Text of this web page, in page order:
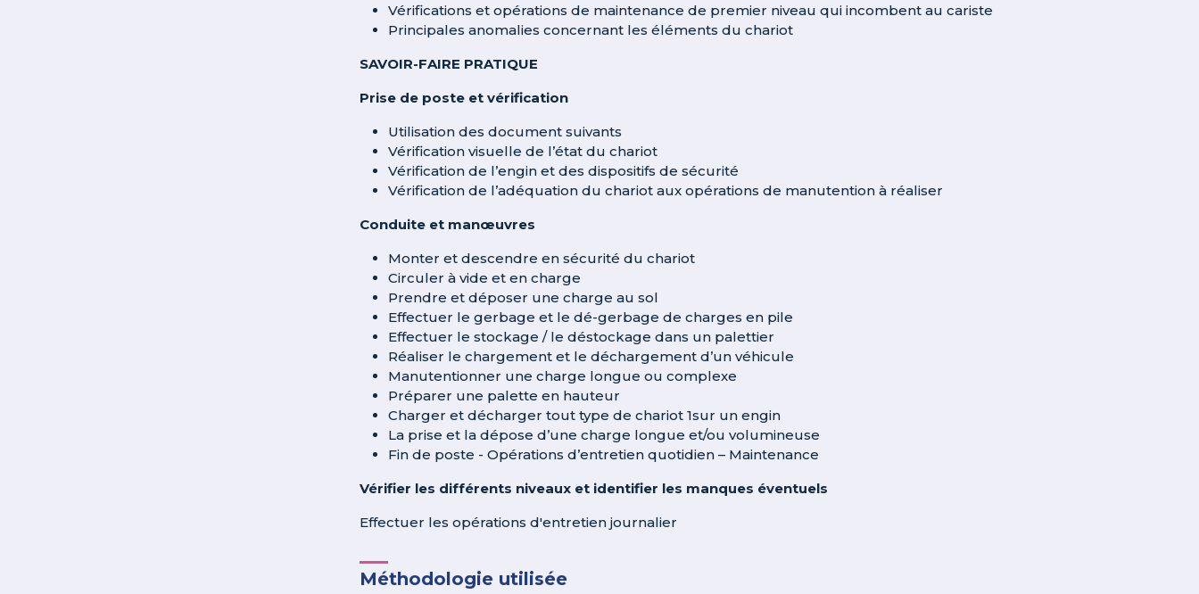
Vérifications et opérations de maintenance de premier niveau qui incombent au cariste
Principales anomalies concernant les éléments du chariot
SAVOIR-FAIRE PRATIQUE
Prise de poste et vérification
Utilisation des document suivants
Vérification visuelle de l’état du chariot
Vérification de l’engin et des dispositifs de sécurité
Vérification de l’adéquation du chariot aux opérations de manutention à réaliser
Conduite et manœuvres
Monter et descendre en sécurité du chariot
Circuler à vide et en charge
Prendre et déposer une charge au sol
Effectuer le gerbage et le dé-gerbage de charges en pile
Effectuer le stockage / le déstockage dans un palettier
Réaliser le chargement et le déchargement d’un véhicule
Manutentionner une charge longue ou complexe
Préparer une palette en hauteur
Charger et décharger tout type de chariot 1sur un engin
La prise et la dépose d’une charge longue et/ou volumineuse
Fin de poste - Opérations d’entretien quotidien – Maintenance
Vérifier les différents niveaux et identifier les manques éventuels
Effectuer les opérations d'entretien journalier
Méthodologie utilisée